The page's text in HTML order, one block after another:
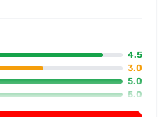
liso y cadera firme con
la experiencia. En cuanto a
con un saludo en pijama
de un baile y caricias
lengua. La sesión oral se
movimientos que evocan
pasión marcada. Se prueba
4.5
3.0
5.0
5.0